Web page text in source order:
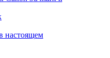
настоящем